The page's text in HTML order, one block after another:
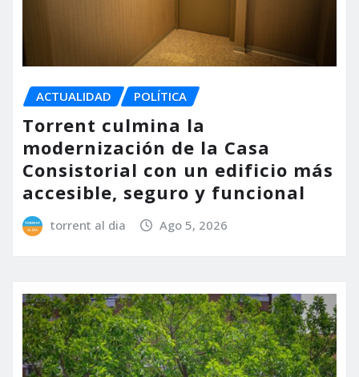
ACTUALIDAD POLÍTICA
Torrent culmina la
modernización de la Casa
Consistorial con un edificio más
accesible, seguro y funcional
torrent al dia Ago 5, 2026